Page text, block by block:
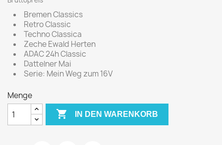
Bremen Classics
Retro Classic
Techno Classica
Zeche Ewald Herten
ADAC 24h Classic
Dattelner Mai
Serie: Mein Weg zum 16V
Menge
 IN DEN WARENKORB